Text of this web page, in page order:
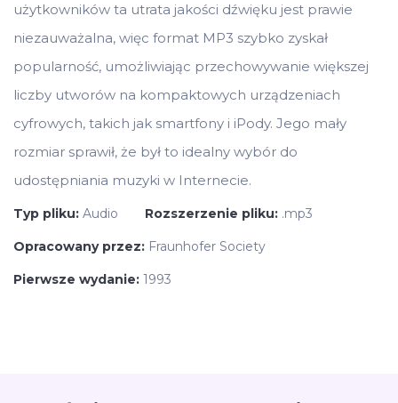
użytkowników ta utrata jakości dźwięku jest prawie
niezauważalna, więc format MP3 szybko zyskał
popularność, umożliwiając przechowywanie większej
liczby utworów na kompaktowych urządzeniach
cyfrowych, takich jak smartfony i iPody. Jego mały
rozmiar sprawił, że był to idealny wybór do
udostępniania muzyki w Internecie.
Typ pliku: Audio Rozszerzenie pliku: .mp3
Opracowany przez: Fraunhofer Society
Pierwsze wydanie: 1993